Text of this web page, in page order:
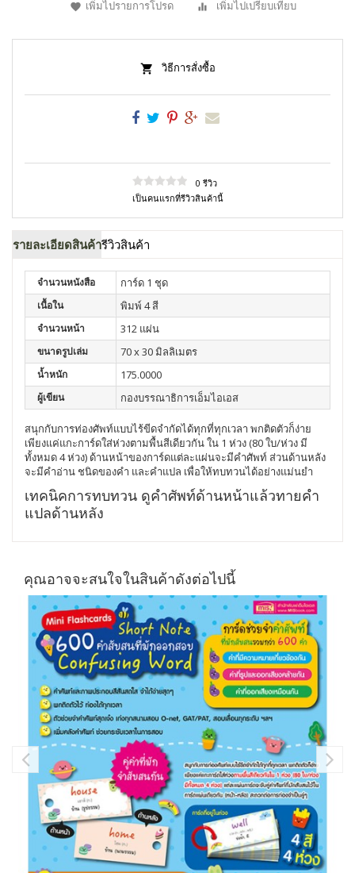
เพิ่มไปรายการโปรด เพิ่มไปเปรียบเทียบ
วิธีการสั่งซื้อ
0 รีวิว
เป็นคนแรกที่รีวิวสินค้านี้
รายละเอียดสินค้ารีวิวสินค้า
จำนวนหนังสือ การ์ด 1 ชุด
เนื้อใน พิมพ์ 4 สี
จำนวนหน้า 312 แผ่น
ขนาดรูปเล่ม 70 x 30 มิลลิเมตร
น้ำหนัก 175.0000
ผู้เขียน กองบรรณาธิการเอ็มไอเอส
สนุกกับการท่องศัพท์แบบไร้ขีดจำกัดได้ทุกที่ทุกเวลา พกติดตัวก็ง่าย
เพียงแค่แกะการ์ดใส่ห่วงตามพื้นสีเดียวกัน ใน 1 ห่วง (80 ใบ/ห่วง มี
ทั้งหมด 4 ห่วง) ด้านหน้าของการ์ดแต่ละแผ่นจะมีคำศัพท์ ส่วนด้านหลัง
จะมีคำอ่าน ชนิดของคำ และคำแปล เพื่อให้ทบทวนได้อย่างแม่นยำ
เทคนิคการทบทวน ดูคำศัพท์ด้านหน้าแล้วทายคำ
แปลด้านหลัง
คุณอาจจะสนใจในสินค้าดังต่อไปนี้